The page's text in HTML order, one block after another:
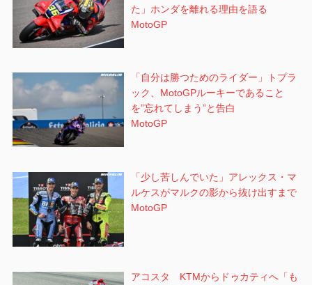
た」ホンダを離れる理由を語る
MotoGP
「自分は勝つためのライダー」トプラ
ック、MotoGPルーキーであること
を”忘れてしまう”と告白
MotoGP
「少し苦しんでいた」アレックス・マ
ルケスがマルクの影から抜け出すまで
MotoGP
アコスタ KTMからドゥカティへ「も